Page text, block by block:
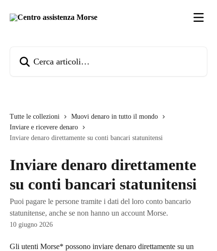
Tutte le collezioni
Muovi denaro in tutto il mondo
Inviare e ricevere denaro
Inviare denaro direttamente su conti bancari statunitensi
Inviare denaro direttamente
su conti bancari statunitensi
Puoi pagare le persone tramite i dati del loro conto bancario
statunitense, anche se non hanno un account Morse.
10 giugno 2026
Gli utenti Morse* possono inviare denaro direttamente su un